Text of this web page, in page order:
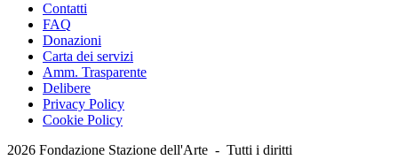
Contatti
FAQ
Donazioni
Carta dei servizi
Amm. Trasparente
Delibere
Privacy Policy
Cookie Policy
2026 Fondazione Stazione dell'Arte - Tutti i diritti